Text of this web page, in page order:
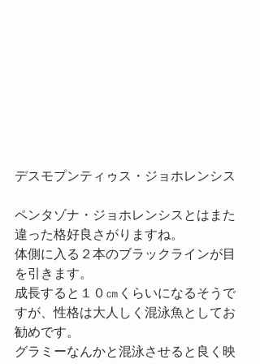
デスモプンティゥス・ジョホレンシス
ペンタゾナ・ジョホレンシスとはまた
違った格好良さがりますね。
体側に入る２本のブラックラインが目
を引きます。
成長すると１０㎝くらいになるそうで
すが、性格は大人しく混泳魚としてお
勧めです。
グラミーなんかと混泳させると良く映